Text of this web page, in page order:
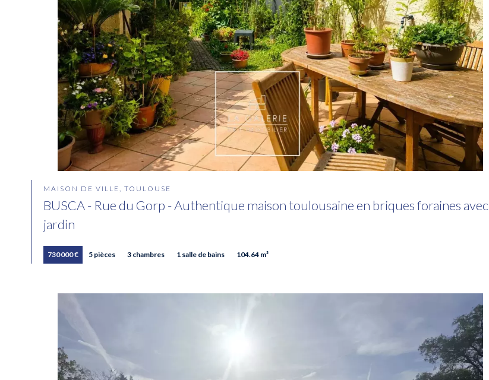
MAISON DE VILLE, TOULOUSE
BUSCA - Rue du Gorp - Authentique maison toulousaine en briques foraines avec
jardin
730 000 € 5 pièces 3 chambres 1 salle de bains 104.64 m²